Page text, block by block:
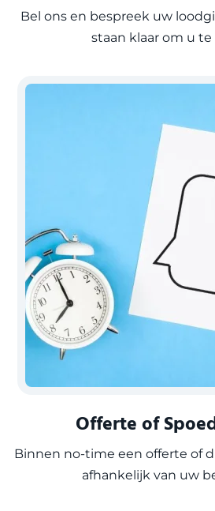
Bel ons en bespreek uw
staan klaar om u
Offerte of
Binnen no-time een offerte of
afhankelijk van uw